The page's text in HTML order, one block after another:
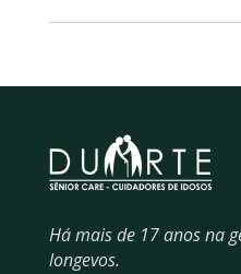
Há mais de 17 anos na
longevos.